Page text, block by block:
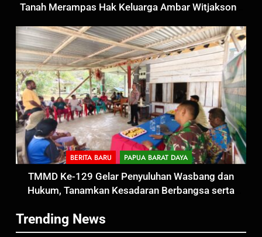
Tanah Merampas Hak Keluarga Ambar Witjaksono
BERITA BARU PAPUA BARAT DAYA
TMMD Ke-129 Gelar Penyuluhan Wasbang dan
Hukum, Tanamkan Kesadaran Berbangsa serta
Trending News
5
Perkuat Sinergitas Ulama dan
Umara Melalui Program Rabu
6